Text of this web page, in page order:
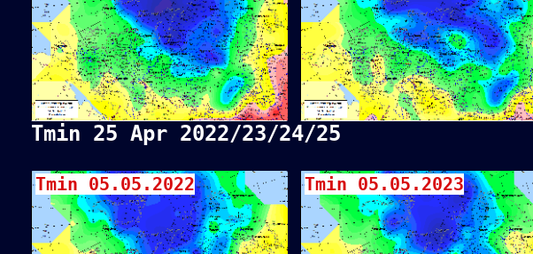
Tmin 25 Apr 2022/23/24/25
Tmin 05.05.2022 Tmin 05.05.2023